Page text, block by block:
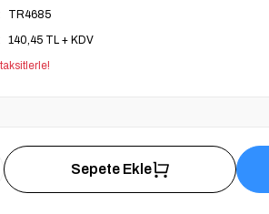
TR4685
140,45 TL + KDV
Sepete Ekle